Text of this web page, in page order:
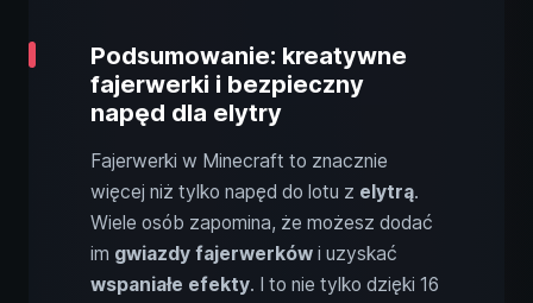
Podsumowanie: kreatywne
fajerwerki i bezpieczny
napęd dla elytry
Fajerwerki w Minecraft to znacznie
więcej niż tylko napęd do lotu z elytrą.
Wiele osób zapomina, że możesz dodać
im gwiazdy fajerwerków i uzyskać
wspaniałe efekty. I to nie tylko dzięki 16